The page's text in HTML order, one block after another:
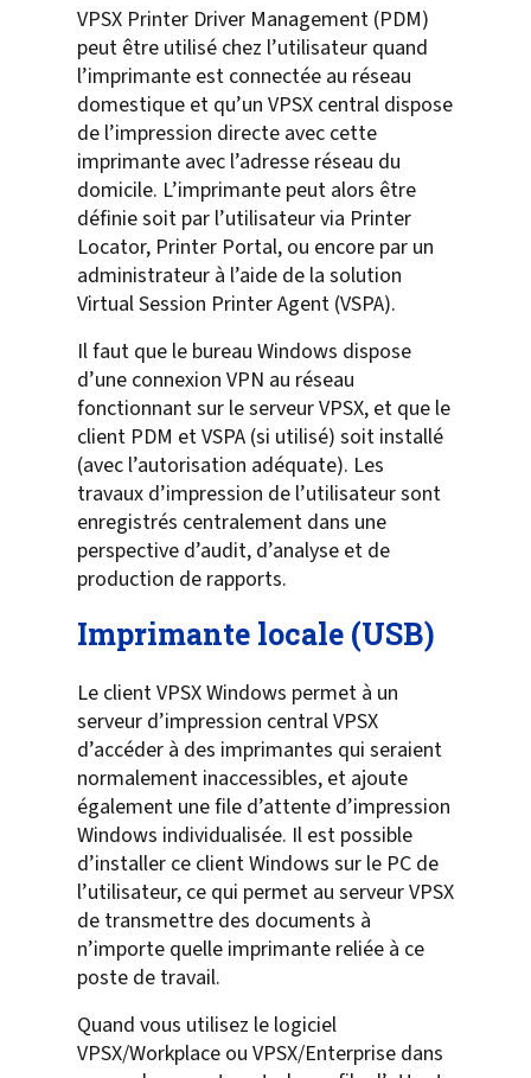
VPSX Printer Driver Management (PDM)
peut être utilisé chez l’utilisateur quand
l’imprimante est connectée au réseau
domestique et qu’un VPSX central dispose
de l’impression directe avec cette
imprimante avec l’adresse réseau du
domicile. L’imprimante peut alors être
définie soit par l’utilisateur via Printer
Locator, Printer Portal, ou encore par un
administrateur à l’aide de la solution
Virtual Session Printer Agent (VSPA).
Il faut que le bureau Windows dispose
d’une connexion VPN au réseau
fonctionnant sur le serveur VPSX, et que le
client PDM et VSPA (si utilisé) soit installé
(avec l’autorisation adéquate). Les
travaux d’impression de l’utilisateur sont
enregistrés centralement dans une
perspective d’audit, d’analyse et de
production de rapports.
Imprimante locale (USB)
Le client VPSX Windows permet à un
serveur d’impression central VPSX
d’accéder à des imprimantes qui seraient
normalement inaccessibles, et ajoute
également une file d’attente d’impression
Windows individualisée. Il est possible
d’installer ce client Windows sur le PC de
l’utilisateur, ce qui permet au serveur VPSX
de transmettre des documents à
n’importe quelle imprimante reliée à ce
poste de travail.
Quand vous utilisez le logiciel
VPSX/Workplace ou VPSX/Enterprise dans